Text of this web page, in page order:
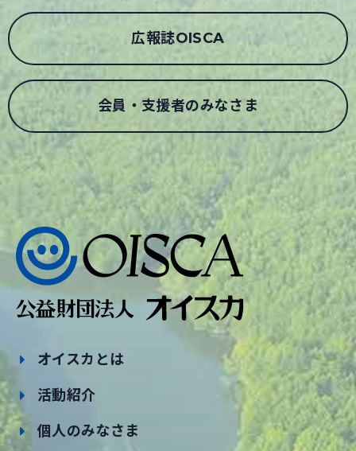
広報誌OISCA
会員・支援者のみなさま
オイスカとは
活動紹介
個人のみなさま